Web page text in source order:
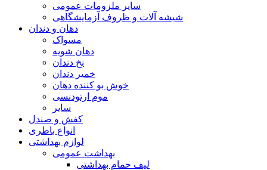
سایر ملزومات عمومی
شیشه آلات و ظروف آزمایشگاهی
دهان و دندان
مسواک
دهان شویه
نخ دندان
خمیر دندان
خوش بو کننده دهان
موم ارتودنسی
سایر
کفش و صندل
انواع باطری
لوازم بهداشتی
بهداشت عمومی
لیف حمام بهداشتی